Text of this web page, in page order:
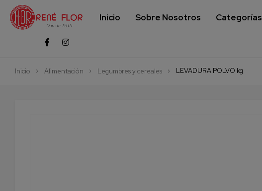
Inicio Sobre Nosotros Categorías
Inicio Alimentación Legumbres y cereales LEVADURA POLVO kg